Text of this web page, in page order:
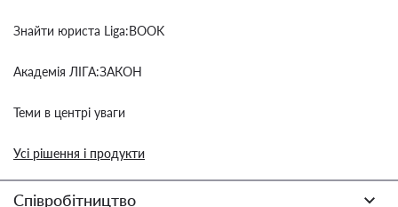
Знайти юриста Liga:BOOK
Академія ЛІГА:ЗАКОН
Теми в центрі уваги
Усі рішення і продукти
Співробітництво